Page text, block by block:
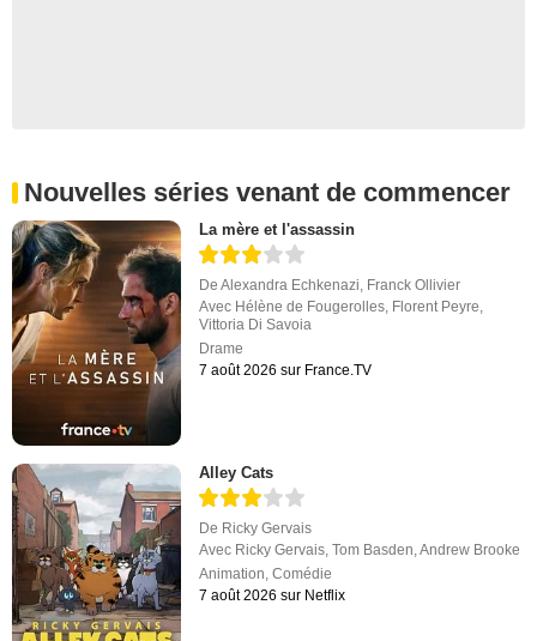
Nouvelles séries venant de commencer
La mère et l'assassin
DeAlexandra Echkenazi, Franck Ollivier
Avec Hélène de Fougerolles, Florent Peyre,
Vittoria Di Savoia
Drame
7 août 2026 sur France.TV
Alley Cats
De Ricky Gervais
Avec Ricky Gervais,Tom Basden,Andrew Brooke
Animation,Comédie
7 août 2026 sur Netflix